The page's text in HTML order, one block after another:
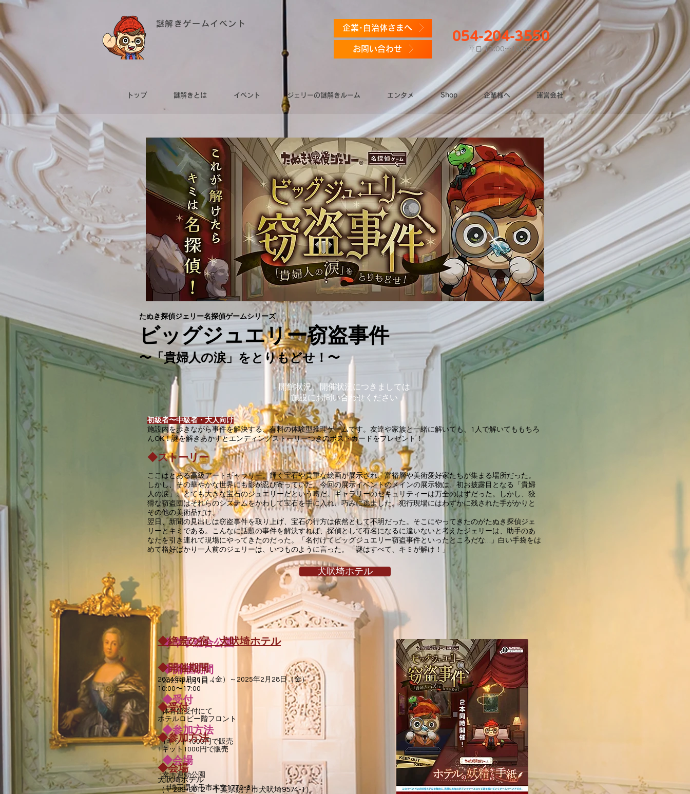
謎解きゲームイベント 企業･自治体さまへ
お問い合わせ
054-204-3550
平日 13:00〜18:00
トップ 謎解きとは イベント ジェリーの謎解きルーム エンタメ Shop 企業様へ 運営会社
たぬき探偵ジェリー名探偵ゲームシリーズ
ビッグジュエリー窃盗事件
​〜「貴婦人の涙」をとりもどせ！〜
開館状況、開催状況につきましては
施設にお問い合わせください
初級者〜中級者・大人向け
施設内を歩きながら事件を解決する、有料の体験型推理ゲームです。​友達や家族と一緒に解いても、1人で解いてももちろ
んOK！謎を解きあかすとエンディングストーリーつきのポストカードをプレゼント！
◆ストーリー
ここはとある高級アートギャラリー。輝く宝石や貴重な絵画が展示され、富裕層や美術愛好家たちが集まる場所だった。
しかし、その華やかな世界にも影が忍び寄っていた。今回の展示イベントのメインの展示物は、初お披露目となる「貴婦
人の涙」。とても大きな宝石のジュエリーだという噂だ。ギャラリーのセキュリティーは万全のはずだった。しかし、狡
猾な窃盗団はそれらのシステムをかわして宝石を手に入れ、巧みに逃走した。犯行現場にはわずかに残された手がかりと
その他の美術品だけ。
翌日、新聞の見出しは窃盗事件を取り上げ、宝石の行方は依然として不明だった。そこにやってきたのがたぬき探偵ジェ
リーとキミである。こんなに話題の事件を解決すれば、探偵として有名になるに違いないと考えたジェリーは、助手のあ
なたを引き連れて現場にやってきたのだった。「名付けてビッグジュエリー窃盗事件といったところだな…」白い手袋をは
めて格好ばかり一人前のジェリーは、いつものように言った。「謎はすべて、キミが解け！」
犬吠埼ホテル
◆幸手総合公園
◆開催期間
2023年4月1日～
◆受付
体育館受付にて
◆参加方法
1キット1000円で販売
◆会場
幸手運動公園
（埼玉県幸手市木立1779-3）
◆絶景の宿 犬吠埼ホテル
◆開催期間
2024年9月20日（金）～2025年2月28日（金）
10:00〜17:00
◆受付
ホテルロビー階フロント
◆参加方法
1キット1000円で販売
◆会場
犬吠埼ホテル
（〒288-0012 千葉県銚子市犬吠埼9574-1）